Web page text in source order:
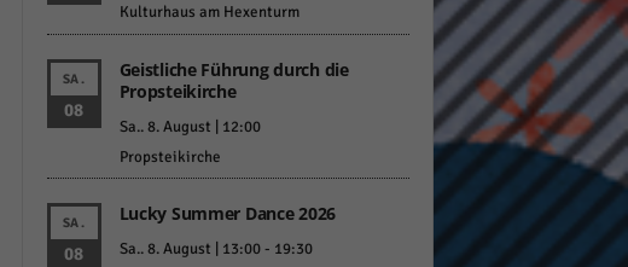
Kulturhaus am Hexenturm
SA.
08
Geistliche Führung durch die
Propsteikirche
Sa.. 8. August | 12:00
Propsteikirche
SA.
08
Lucky Summer Dance 2026
Sa.. 8. August | 13:00- 19:30